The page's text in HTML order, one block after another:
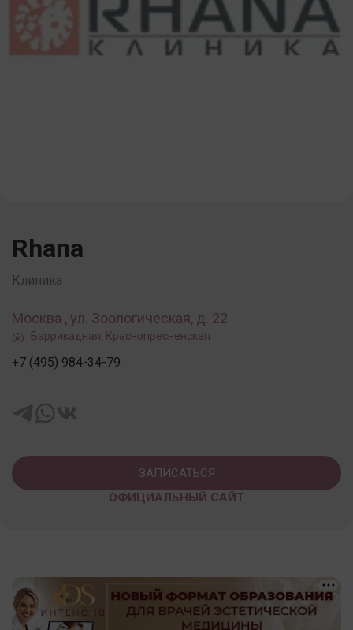
Rhana
Клиника
Москва , ул. Зоологическая, д. 22
Баррикадная, Краснопресненская
+7 (495) 984-34-79
ЗАПИСАТЬСЯ
ОФИЦИАЛЬНЫЙ САЙТ